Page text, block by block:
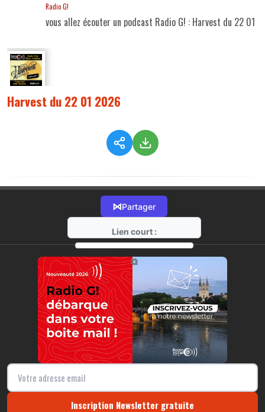
Radio G!
vous allez écouter un podcast Radio G! : Harvest du 22 01
Harvest du 22 01 2026
⋈Partager
Lien court :
https://radio-g.fr?20486
⧉
Inscription Newsletter gratuite